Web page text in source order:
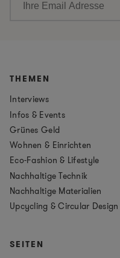
THEMEN
Interviews
Infos & Events
Grünes Geld
Wohnen & Einrichten
Eco-Fashion & Lifestyle
Nachhaltige Technik
Nachhaltige Materialien
Upcycling & Circular Design
SEITEN